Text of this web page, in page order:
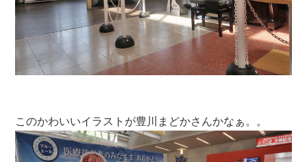
このかわいいイラストが豊川まどかさんかなぁ。。